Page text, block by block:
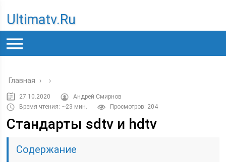
Ultimatv.ru
Главная › ›
27.10.2020
Андрей Смирнов
Время чтения: ~23 мин.
Просмотров: 204
Стандарты sdtv и hdtv
Содержание